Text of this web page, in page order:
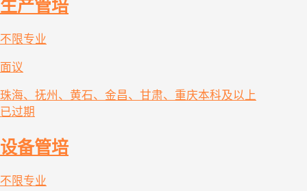
生产管培
不限专业
面议
珠海、抚州、黄石、金昌、甘肃、重庆本科及以上
已过期
设备管培
不限专业